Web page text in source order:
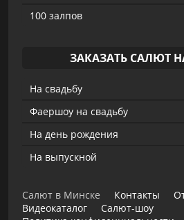
100 залпов
ЗАКАЗАТЬ САЛЮТ
На свадьбу
Фаершоу на свадьбу
На день рождения
На выпускной
Салют в Минске Контакты
Видеокаталог
Салют-шоу